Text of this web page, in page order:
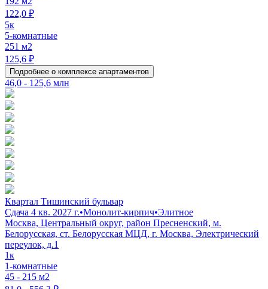
122,0 ₽
5к
5-комнатные
251 м2
125,6 ₽
Подробнее о комплексе апартаментов
46,0 - 125,6 млн
Квартал Тишинский бульвар
Сдача 4 кв. 2027 г.•Монолит-кирпич•Элитное
Москва, Центральный округ, район Пресненский, м.
Белорусская, ст. Белорусская МЦД, г. Москва, Электрический
переулок, д.1
1к
1-комнатные
45 - 215 м2